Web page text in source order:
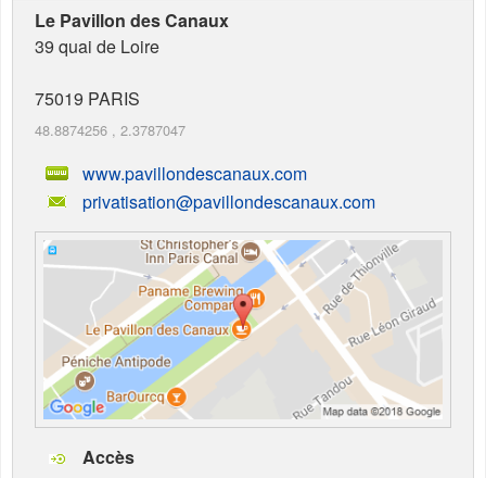
Le Pavillon des Canaux
39 quai de Loire
75019 PARIS
48.8874256 , 2.3787047
www.pavillondescanaux.com
privatisation@pavillondescanaux.com
Accès